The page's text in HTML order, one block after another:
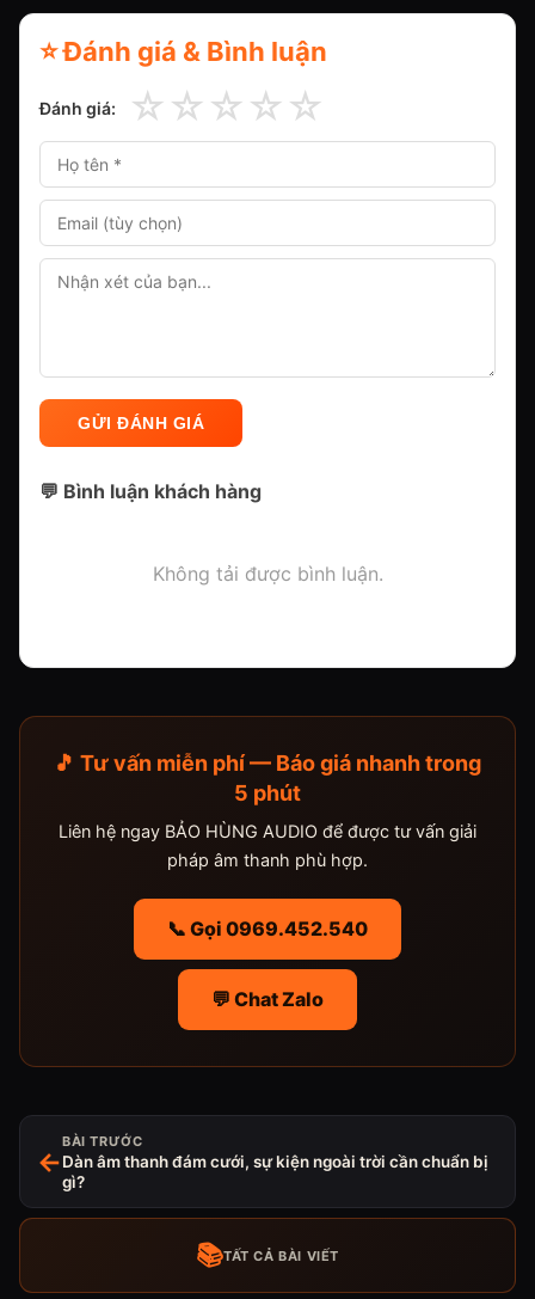
⭐ Đánh giá & Bình luận
Đánh giá: ☆ ☆ ☆ ☆ ☆
GỬI ĐÁNH GIÁ
💬 Bình luận khách hàng
Không tải được bình luận.
🎵 Tư vấn miễn phí — Báo giá nhanh trong
5 phút
Liên hệ ngay BẢO HÙNG AUDIO để được tư vấn giải
pháp âm thanh phù hợp.
📞 Gọi 0969.452.540
💬 Chat Zalo
←
BÀI TRƯỚC
Dàn âm thanh đám cưới, sự kiện ngoài trời cần chuẩn bị
gì?
📚TẤT CẢ BÀI VIẾT